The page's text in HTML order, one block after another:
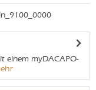
einem myDACAPO-